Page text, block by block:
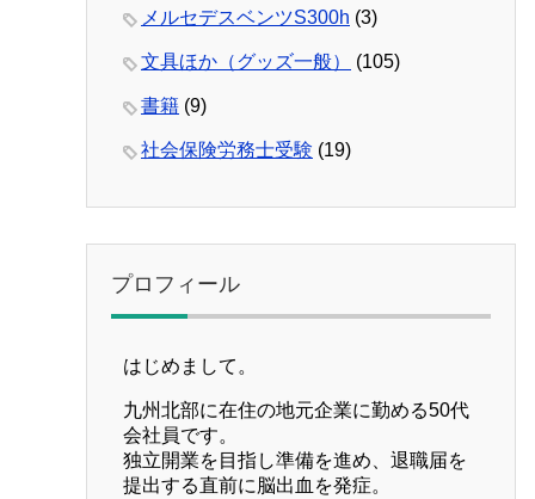
メルセデスベンツS300h (3)
文具ほか（グッズ一般） (105)
書籍 (9)
社会保険労務士受験 (19)
プロフィール
はじめまして。
九州北部に在住の地元企業に勤める50代
会社員です。
独立開業を目指し準備を進め、退職届を
提出する直前に脳出血を発症。